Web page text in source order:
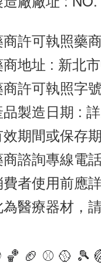
許可執照藥
地址 : 新北
許可執照字
品製造日期 :
期間或保存
諮詢專線電
者使用前應
為醫療器材，
🏀 🏈 ⚾️ 🥎 🎾